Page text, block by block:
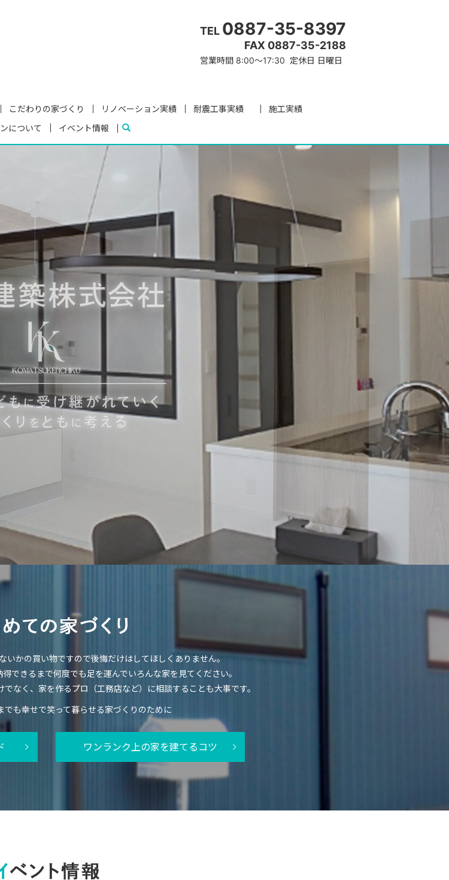
こだわりの家づくり リノベーション実績 耐震工事実績
施工実績
について
イベント情報 search
TEL 0887-35-8397
FAX 0887-35-2188
営業時間 8:00～17:30 定休日 日曜日
いかの買い物ですので後悔だけはしてほしくありません。
できるまで何度でも足を運んでいろんな家を見てください。
なく、家を作るプロ（工務店など）に相談することも大事です。
でも幸せで笑って暮らせる家づくりのために
ワンランク上の家を建てるコツ